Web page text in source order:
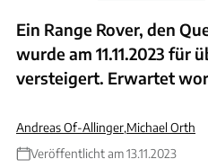
Ein Range Rover, den
wurde am 11.11.2023 für
versteigert. Erwartet
Andreas Of-Allinger,Michael Orth
Veröffentlicht am 13.11.2023